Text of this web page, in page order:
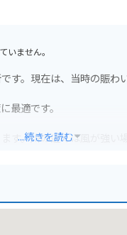
ません。
。現在は、当時の賑わ
最適です。
。川の近くは風が強い
...続きを読む